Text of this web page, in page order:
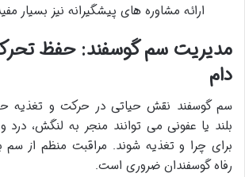
ارائه مشاوره های پیشگیرانه نیز بسیار
مدیریت سم گوسفند: حفظ
دام
سم گوسفند نقش حیاتی در حرکت و تغذیه
بلند یا عفونی می توانند منجر به لنگش، درد
برای چرا و تغذیه شوند. مراقبت منظم از
رفاه گوسفندان ضروری است.